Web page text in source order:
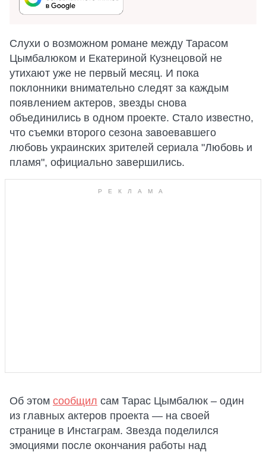
Слухи о возможном романе между Тарасом
Цымбалюком и Екатериной Кузнецовой не
утихают уже не первый месяц. И пока
поклонники внимательно следят за каждым
появлением актеров, звезды снова
объединились в одном проекте. Стало известно,
что съемки второго сезона завоевавшего
любовь украинских зрителей сериала "Любовь и
пламя", официально завершились.
Об этом сообщил сам Тарас Цымбалюк – один
из главных актеров проекта — на своей
странице в Инстаграм. Звезда поделился
эмоциями после окончания работы над